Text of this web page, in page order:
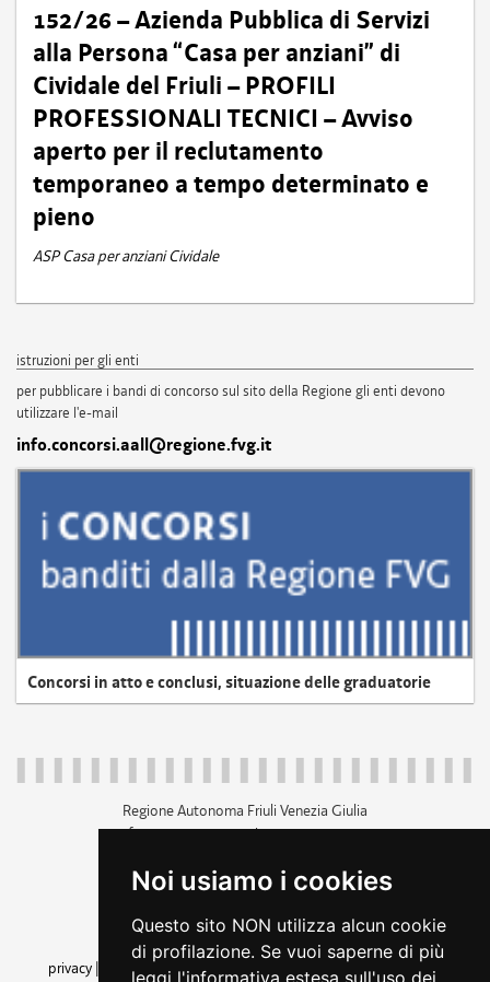
Noi usiamo i cookies
Questo sito NON utilizza alcun cookie
di profilazione. Se vuoi saperne di più
leggi l'informativa estesa sull'uso dei
152/26 – Azienda Pubblica di Servizi
alla Persona “Casa per anziani” di
Cividale del Friuli – PROFILI
PROFESSIONALI TECNICI – Avviso
aperto per il reclutamento
temporaneo a tempo determinato e
pieno
ASP Casa per anziani Cividale
istruzioni per gli enti
per pubblicare i bandi di concorso sul sito della Regione gli enti devono
utilizzare l'e-mail
info.concorsi.aall@regione.fvg.it
Concorsi in atto e conclusi, situazione delle graduatorie
Regione Autonoma Friuli Venezia Giulia
c.f. 80014930327; p.iva 00526040324
+39 040 3771111
amministrazione trasparente
privacy
cookie |note legali accessibilità
dichiarazione di